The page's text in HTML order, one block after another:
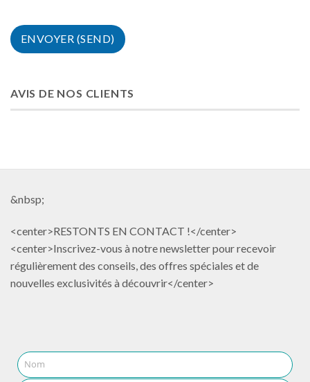
AVIS DE NOS CLIENTS
&nbsp;
<center>RESTONTS EN CONTACT !</center>
<center>Inscrivez-vous à notre newsletter pour recevoir
régulièrement des conseils, des offres spéciales et de
nouvelles exclusivités à découvrir</center>
Nom